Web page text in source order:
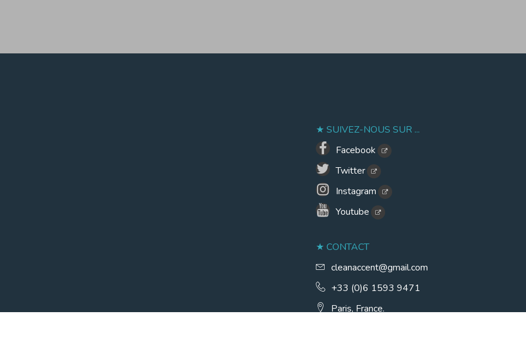
SUIVEZ-NOUS SUR ...
Facebook
Twitter
Instagram
Youtube
CONTACT
cleanaccent@gmail.com
+33 (0)6 1593 9471
Paris, France.